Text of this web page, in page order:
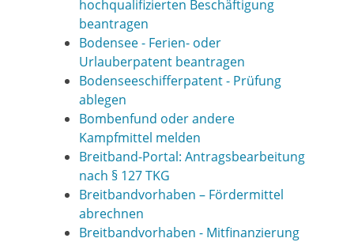
hochqualifizierten Beschäftigung
beantragen
Bodensee - Ferien- oder
Urlauberpatent beantragen
Bodenseeschifferpatent - Prüfung
ablegen
Bombenfund oder andere
Kampfmittel melden
Breitband-Portal: Antragsbearbeitung
nach § 127 TKG
Breitbandvorhaben – Fördermittel
abrechnen
Breitbandvorhaben - Mitfinanzierung